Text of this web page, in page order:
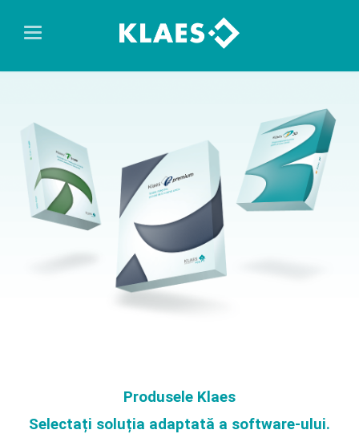
Produsele Klaes
Selectați soluția adaptată a software-ului.